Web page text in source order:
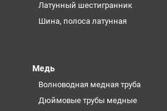
Латунный шестигранник
Шина, полоса латунная
Медь
Волноводная медная труба
Дюймовые трубы медные